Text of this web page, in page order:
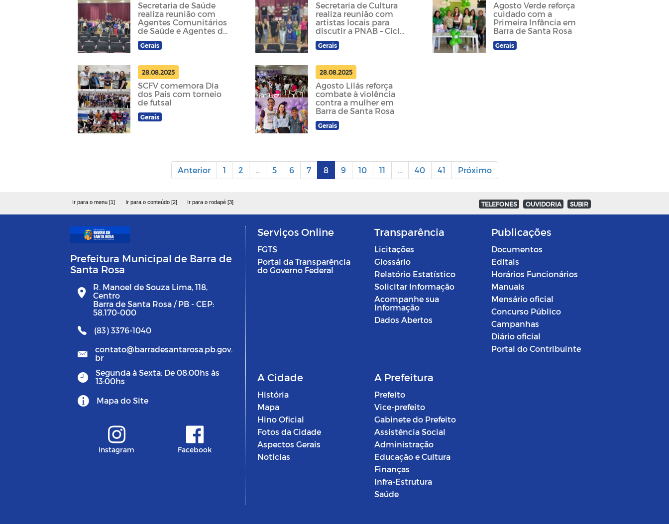
Secretaria de Saúde
realiza reunião com
Agentes Comunitários
de Saúde e Agentes de
Endemias para
elaboração do Plano
Gerais
Secretaria de Cultura
realiza reunião com
artistas locais para
discutir a PNAB – Ciclo
2025
Gerais
Agosto Verde reforça
cuidado com a
Primeira Infância em
Barra de Santa Rosa
Gerais
28.08.2025
SCFV comemora Dia
dos Pais com torneio
de futsal
Gerais
28.08.2025
Agosto Lilás reforça
combate à violência
contra a mulher em
Barra de Santa Rosa
Gerais
Anterior 1 2 ... 5 6 7 8 9 10 11 ... 40 41 Próximo
Ir para o menu [1] Ir para o conteúdo [2] Ir para o rodapé [3] TELEFONES OUVIDORIA SUBIR
Prefeitura Municipal de Barra de
Santa Rosa
R. Manoel de Souza Lima, 118,
Centro
Barra de Santa Rosa / PB - CEP:
58.170-000
(83) 3376-1040
contato@barradesantarosa.pb.gov.
br
Segunda à Sexta: De 08:00hs às
13:00hs
Mapa do Site
Instagram Facebook
Serviços Online
FGTS
Portal da Transparência
do Governo Federal
Transparência
Licitações
Glossário
Relatório Estatístico
Solicitar Informação
Acompanhe sua
Informação
Dados Abertos
Publicações
Documentos
Editais
Horários Funcionários
Manuais
Mensário oficial
Concurso Público
Campanhas
Diário oficial
Portal do Contribuinte
A Cidade
História
Mapa
Hino Oficial
Fotos da Cidade
Aspectos Gerais
Notícias
A Prefeitura
Prefeito
Vice-prefeito
Gabinete do Prefeito
Assistência Social
Administração
Educação e Cultura
Finanças
Infra-Estrutura
Saúde